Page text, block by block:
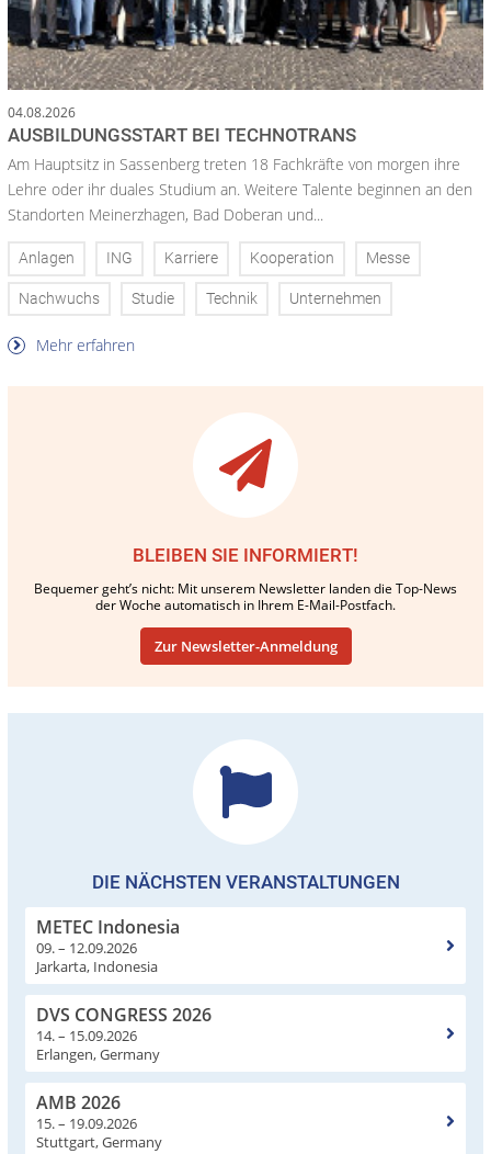
04.08.2026
AUSBILDUNGSSTART BEI TECHNOTRANS
Am Hauptsitz in Sassenberg treten 18 Fachkräfte von morgen ihre
Lehre oder ihr duales Studium an. Weitere Talente beginnen an den
Standorten Meinerzhagen, Bad Doberan und...
Anlagen ING Karriere Kooperation Messe
Nachwuchs Studie Technik Unternehmen
Mehr erfahren
BLEIBEN SIE INFORMIERT!
Bequemer geht’s nicht: Mit unserem Newsletter landen die Top-News
der Woche automatisch in Ihrem E-Mail-Postfach.
Zur Newsletter-Anmeldung
DIE NÄCHSTEN VERANSTALTUNGEN
METEC Indonesia
09. – 12.09.2026
Jarkarta, Indonesia
DVS CONGRESS 2026
14. – 15.09.2026
Erlangen, Germany
AMB 2026
15. – 19.09.2026
Stuttgart, Germany